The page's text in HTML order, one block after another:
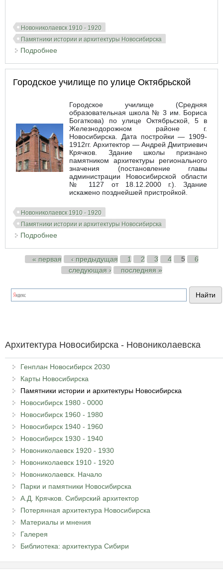
Новониколаевск 1910 - 1920
Памятники истории и архитектуры Новосибирска
Подробнее
Городское училище по улице Октябрьской
Городское училище (Средняя
образовательная школа № 3 им. Бориса
Богаткова) по улице Октябрьской, 5 в
Железнодорожном районе г.
Новосибирска. Дата постройки — 1909-
1912гг. Архитектор — Андрей Дмитриевич
Крячков. Здание школы признано
памятником архитектуры регионального
значения (постановление главы
администрации Новосибирской области
№ 1127 от 18.12.2000 г.). Здание
искажено позднейшей пристройкой.
Новониколаевск 1910 - 1920
Памятники истории и архитектуры Новосибирска
Подробнее
Страницы« первая ‹ предыдущая 1 2 3 4 5
6
следующая ›
последняя »
Архитектура Новосибирска - Новониколаевска
Генплан Новосибирск 2030
Карты Новосибирска
Памятники истории и архитектуры Новосибирска
Новосибирск 1980 - 0000
Новосибирск 1960 - 1980
Новосибирск 1940 - 1960
Новосибирск 1930 - 1940
Новониколаевск 1920 - 1930
Новониколаевск 1910 - 1920
Новониколаевск. Начало
Парки и памятники Новосибирска
А.Д. Крячков. Сибирский архитектор
Потерянная архитектура Новосибирска
Материалы и мнения
Галерея
Библиотека: архитектура Сибири